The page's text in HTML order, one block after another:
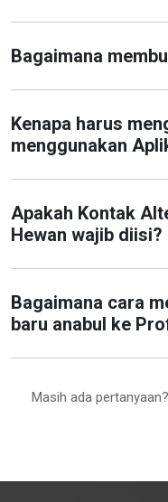
Bagaimana
Kenapa harus
menggunakan
Apakah Kontak
Hewan wajib diisi?
Bagaimana cara
baru anabul ke
Masih ada pertanyaan?